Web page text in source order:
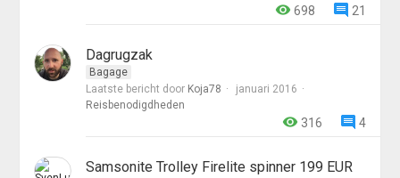
21
698
Dagrugzak
Bagage
Laatste bericht door Koja78
januari 2016
Reisbenodigdheden
4
316
Samsonite Trolley Firelite spinner 199 EUR